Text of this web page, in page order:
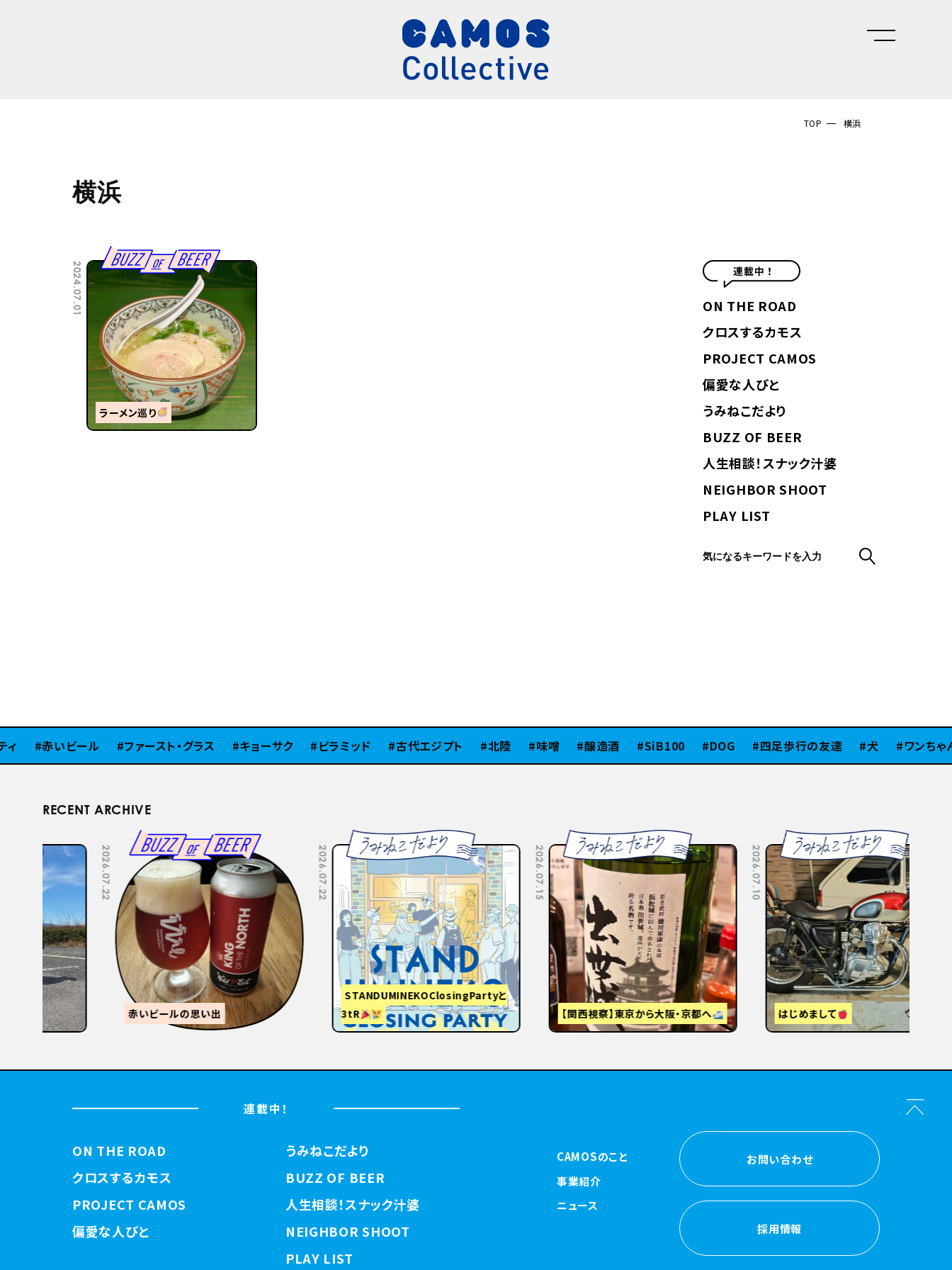
TOP 横浜
横浜
2024.07.01
ラーメン巡り
ON THE ROAD
クロスするカモス
PROJECT CAMOS
偏愛な人びと
うみねこだより
BUZZ OF BEER
人生相談！スナック汁婆
NEIGHBOR SHOOT
PLAY LIST
赤いビール ファースト・グラス キョーサク ピラミッド 古代エジプト 北陸 味噌 醸造酒 SiB100 DOG 四足歩行の友達 犬 ワンちゃん
RECENT ARCHIVE
2026.07.22
STANDUMINEKOClosingPartyと
3tR
2026.07.15
【関西視察】東京から大阪・京都へ
2026.07.10
はじめまして
2026.07.08
森的ビール人生②
2026.07.06
連載中！
ON THE ROAD
クロスするカモス
PROJECT CAMOS
偏愛な人びと
うみねこだより
BUZZ OF BEER
人生相談！スナック汁婆
NEIGHBOR SHOOT
PLAY LIST
CAMOSのこと
事業紹介
ニュース
お問い合わせ
採用情報